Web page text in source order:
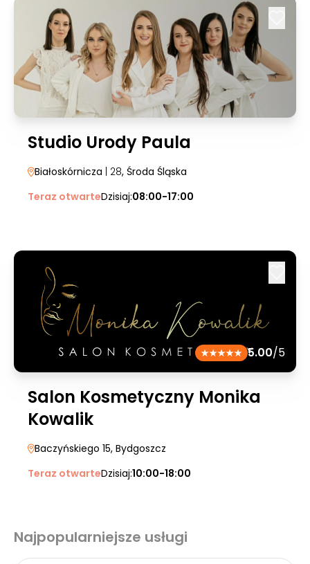
Studio Urody Paula
Białoskórnicza | 28, Środa Śląska
Teraz otwarteDzisiaj:08:00-17:00
5.00/5
Salon Kosmetyczny Monika
Kowalik
Baczyńskiego 15, Bydgoszcz
Teraz otwarteDzisiaj:10:00-18:00
Najpopularniejsze usługi